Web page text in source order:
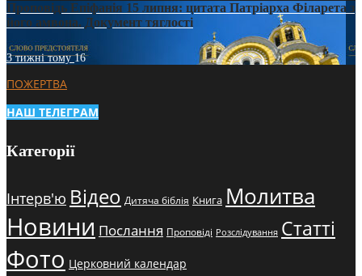
Проповідь Епіфанія 15 липня: цитата Патріарха Філарета з
його амвона. Документ тяглості
3 тижні тому16
ПОЖЕРТВА
НАШ ТЕЛЕГРАМ
Категорії
Інтерв'ю Відео Дитяча біблія Книга Молитва
Новини Послання Проповіді Розслідування Статті
Фото Церковний календар